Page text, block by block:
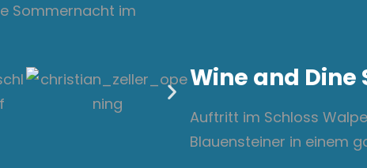
Sommernacht im
Wine and Dine
Auftritt im Schloss
Blauensteiner in einem